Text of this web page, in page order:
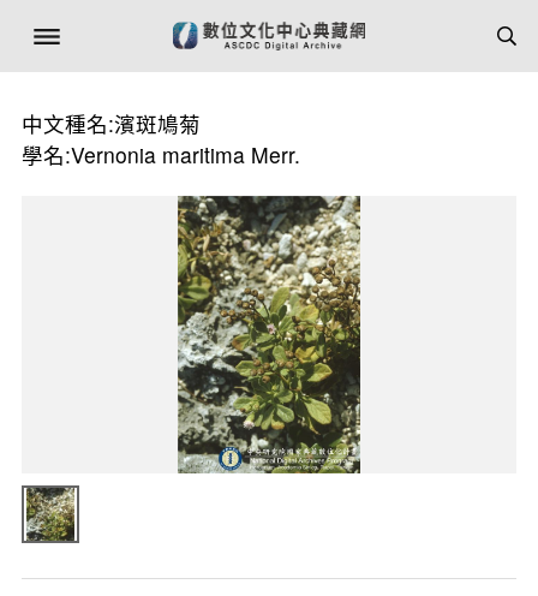
中文種名:濱斑鳩菊
學名:Vernonia maritima Merr.